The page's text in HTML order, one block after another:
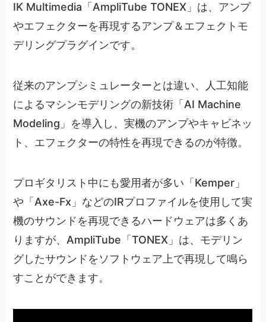
IK Multimedia「AmpliTube TONEX」は、アンプ
やエフェクターを再現するアンプ＆エフェクトモ
デリングプラグインです。
従来のアンプシミュレーターとは違い、人工知能
によるマシンモデリングの新技術「AI Machine
Modeling」を導入し、実機のアンプやキャビネッ
ト、エフェクターの特性を再現できるのが特徴。
プロギタリスト中にも愛用者が多い「Kemper」
や「Axe-Fx」などのIRプロファイルを使用して実
機のサウンドを再現できるハードウェアは多くあ
りますが、AmpliTube「TONEX」は、モデリン
グしたサウンドをソフトウェア上で再現して鳴ら
すことができます。